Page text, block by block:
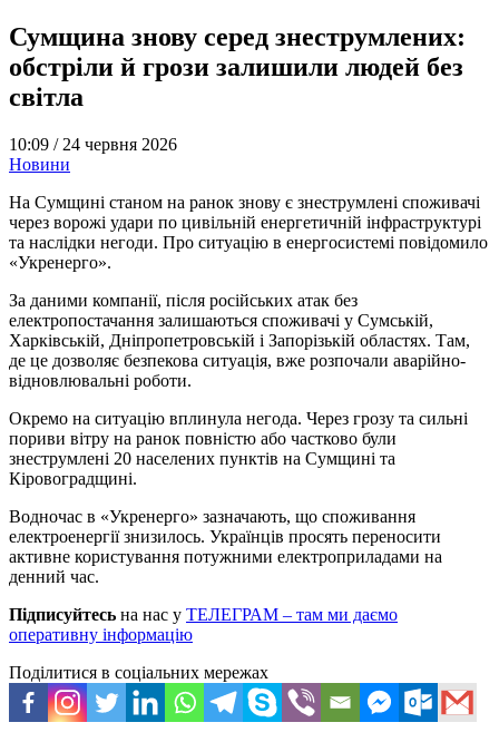
Сумщина знову серед знеструмлених:
обстріли й грози залишили людей без
світла
10:09 / 24 червня 2026
Новини
На Сумщині станом на ранок знову є знеструмлені споживачі
через ворожі удари по цивільній енергетичній інфраструктурі
та наслідки негоди. Про ситуацію в енергосистемі повідомило
«Укренерго».
За даними компанії, після російських атак без
електропостачання залишаються споживачі у Сумській,
Харківській, Дніпропетровській і Запорізькій областях. Там,
де це дозволяє безпекова ситуація, вже розпочали аварійно-
відновлювальні роботи.
Окремо на ситуацію вплинула негода. Через грозу та сильні
пориви вітру на ранок повністю або частково були
знеструмлені 20 населених пунктів на Сумщині та
Кіровоградщині.
Водночас в «Укренерго» зазначають, що споживання
електроенергії знизилось. Українців просять переносити
активне користування потужними електроприладами на
денний час.
Підписуйтесь на нас у ТЕЛЕГРАМ – там ми даємо
оперативну інформацію
Поділитися в соціальних мережах